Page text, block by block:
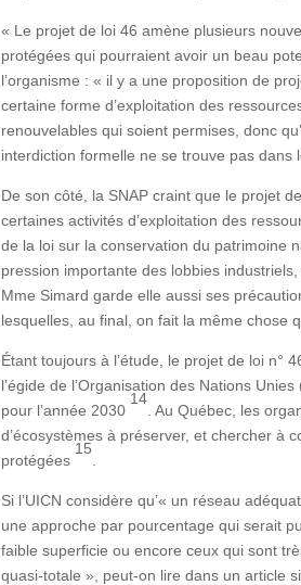
« Le projet de loi 46 amène plusieurs
protégées qui pourraient avoir un beau
l’organisme : « il y a une proposition de
certaine forme d’exploitation des
renouvelables qui soient permises, donc
interdiction formelle ne se trouve pas dans
De son côté, la SNAP craint que le projet
certaines activités d’exploitation des
de la loi sur la conservation du patrimoine
pression importante des lobbies
Mme Simard garde elle aussi ses
lesquelles, au final, on fait la même chose
Étant toujours à l’étude, le projet de loi n°
l’égide de l’Organisation des Nations
pour l’année 2030
14
. Au Québec, les
d’écosystèmes à préserver, et chercher à
protégées
15
Si l’UICN considère qu’« un réseau
une approche par pourcentage qui serait
faible superficie ou encore ceux qui sont
quasi-totale », peut-on lire dans un article